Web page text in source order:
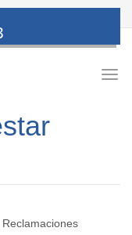
Reclamaciones